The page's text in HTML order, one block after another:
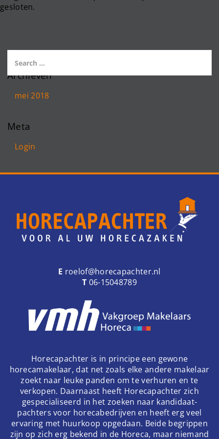
gesloten.
Archieven
mei 2018
Meta
Login
E roelof@horecapachter.nl
T 06-15048789
Horecapachter is in principe een gewone
horecamakelaar, dat net zoals elke andere makelaar
zoekt naar leuke panden om te verhuren en te
verkopen. Daarnaast heeft Horecapachter zich
gespecialiseerd in het zoeken naar kandidaat-
pachters voor horecabedrijven en heeft erg veel
ervaring met huurkoop opgedaan. Beide begrippen
zijn op zich erg bekend in de Horeca, maar niemand